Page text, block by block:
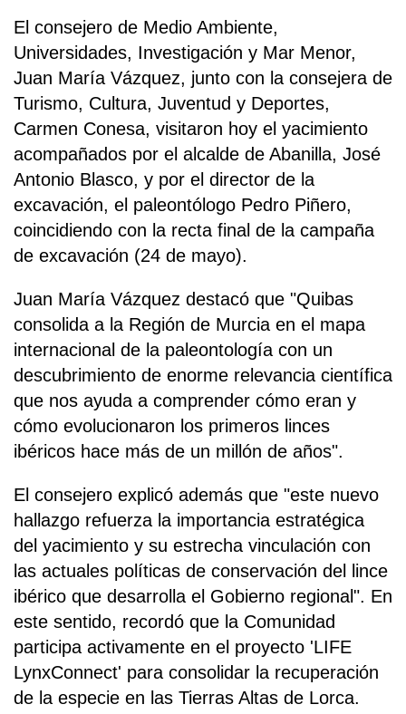
El consejero de Medio Ambiente,
Universidades, Investigación y Mar Menor,
Juan María Vázquez, junto con la consejera de
Turismo, Cultura, Juventud y Deportes,
Carmen Conesa, visitaron hoy el yacimiento
acompañados por el alcalde de Abanilla, José
Antonio Blasco, y por el director de la
excavación, el paleontólogo Pedro Piñero,
coincidiendo con la recta final de la campaña
de excavación (24 de mayo).
Juan María Vázquez destacó que "Quibas
consolida a la Región de Murcia en el mapa
internacional de la paleontología con un
descubrimiento de enorme relevancia científica
que nos ayuda a comprender cómo eran y
cómo evolucionaron los primeros linces
ibéricos hace más de un millón de años".
El consejero explicó además que "este nuevo
hallazgo refuerza la importancia estratégica
del yacimiento y su estrecha vinculación con
las actuales políticas de conservación del lince
ibérico que desarrolla el Gobierno regional". En
este sentido, recordó que la Comunidad
participa activamente en el proyecto 'LIFE
LynxConnect' para consolidar la recuperación
de la especie en las Tierras Altas de Lorca.